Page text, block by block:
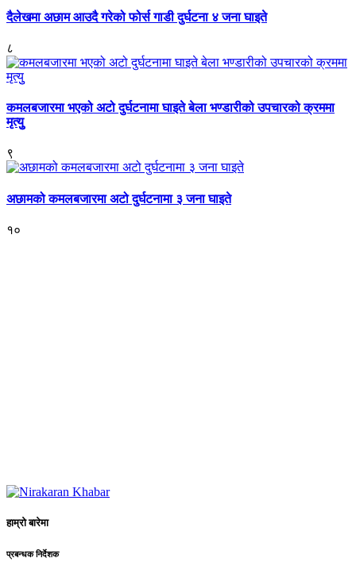
दैलेखमा अछाम आउदै गरेको फोर्स गाडी दुर्घटना ४ जना घाइते
८
कमलबजारमा भएको अटो दुर्घटनामा घाइते बेला भण्डारीको उपचारको क्रममा
मृत्युु
९
अछामको कमलबजारमा अटो दुर्घटनामा ३ जना घाइते
१०
हाम्रो बारेमा
प्रबन्धक निर्देशक